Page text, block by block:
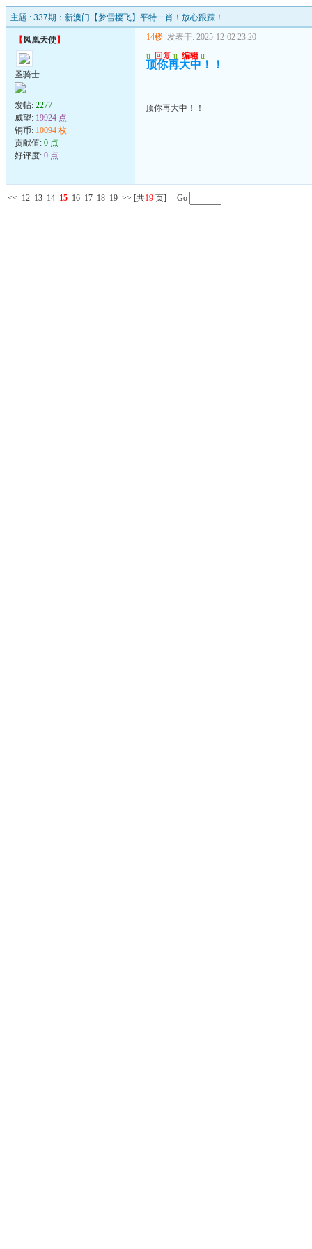
主题 : 337期：新澳门【梦雪樱飞】平特一肖！放心跟踪！
【凤凰天使】
圣骑士
发帖: 2277
威望: 19924 点
铜币: 10094 枚
贡献值: 0 点
好评度: 0 点
14楼 发表于: 2025-12-02 23:20
u 回复 u 编辑 u
顶你再大中！！
顶你再大中！！
<< 12 13 14 15 16 17 18 19 >> [共19 页] Go